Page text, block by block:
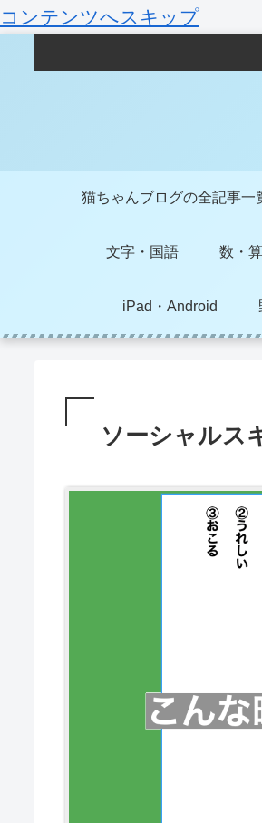
コンテンツへスキップ
猫ちゃんブログの全記事一
文字・国語 数・
iPad・Android
ソーシャルス